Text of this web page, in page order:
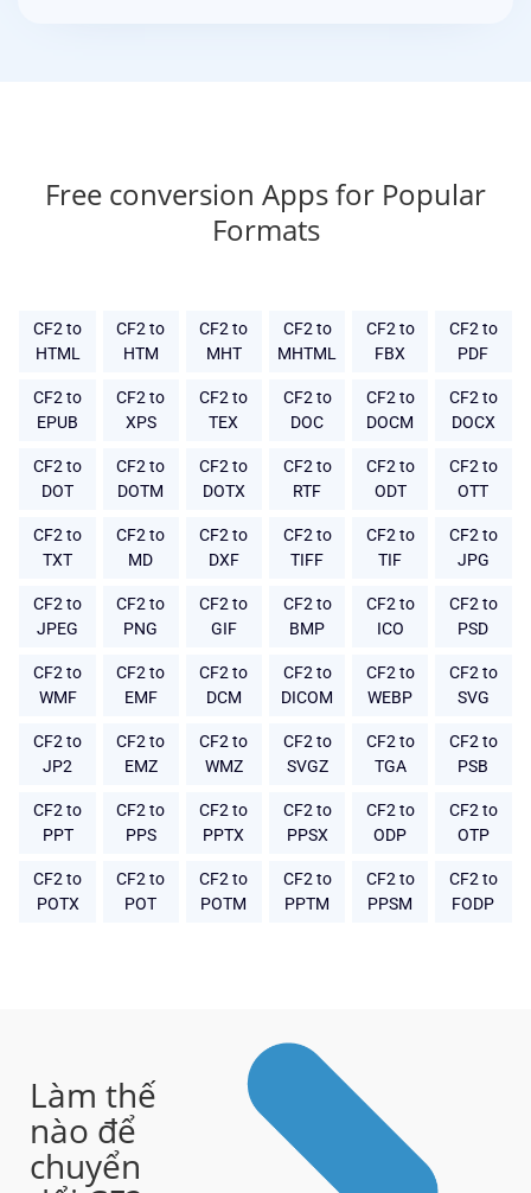
Free conversion Apps for Popular
Formats
CF2 to
HTML
CF2 to
HTM
CF2 to
MHT
CF2 to
MHTML
CF2 to
FBX
CF2 to
PDF
CF2 to
EPUB
CF2 to
XPS
CF2 to
TEX
CF2 to
DOC
CF2 to
DOCM
CF2 to
DOCX
CF2 to
DOT
CF2 to
DOTM
CF2 to
DOTX
CF2 to
RTF
CF2 to
ODT
CF2 to
OTT
CF2 to
TXT
CF2 to
MD
CF2 to
DXF
CF2 to
TIFF
CF2 to
TIF
CF2 to
JPG
CF2 to
JPEG
CF2 to
PNG
CF2 to
GIF
CF2 to
BMP
CF2 to
ICO
CF2 to
PSD
CF2 to
WMF
CF2 to
EMF
CF2 to
DCM
CF2 to
DICOM
CF2 to
WEBP
CF2 to
SVG
CF2 to
JP2
CF2 to
EMZ
CF2 to
WMZ
CF2 to
SVGZ
CF2 to
TGA
CF2 to
PSB
CF2 to
PPT
CF2 to
PPS
CF2 to
PPTX
CF2 to
PPSX
CF2 to
ODP
CF2 to
OTP
CF2 to
POTX
CF2 to
POT
CF2 to
POTM
CF2 to
PPTM
CF2 to
PPSM
CF2 to
FODP
Làm thế
nào để
chuyển